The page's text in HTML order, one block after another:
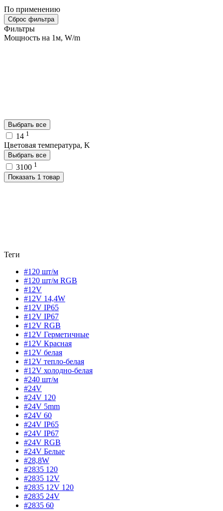
По применению
Сброс фильтра
Фильтры
Мощность на 1м, W/m
Выбрать все
14 1
Цветовая температура, K
Выбрать все
3100 1
Показать 1 товар
Теги
#120 шт/м
#120 шт/м RGB
#12V
#12V 14,4W
#12V IP65
#12V IP67
#12V RGB
#12V Герметичные
#12V Красная
#12V белая
#12V тепло-белая
#12V холодно-белая
#240 шт/м
#24V
#24V 120
#24V 5mm
#24V 60
#24V IP65
#24V IP67
#24V RGB
#24V Белые
#28,8W
#2835 120
#2835 12V
#2835 12V 120
#2835 24V
#2835 60